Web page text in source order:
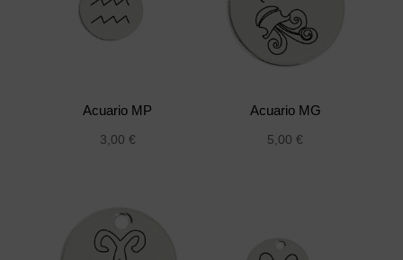
Acuario MP
3,00 €
Acuario MG
5,00€